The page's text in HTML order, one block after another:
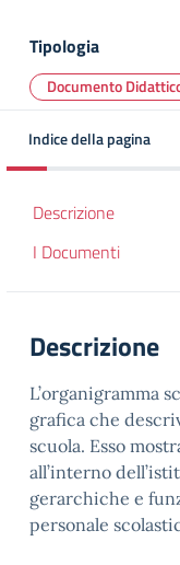
Tipologia
Documento
Indice della pagina
Descrizione
I Documenti
Descrizione
L’organigramma
grafica che
scuola. Esso
all’interno
gerarchiche e
personale